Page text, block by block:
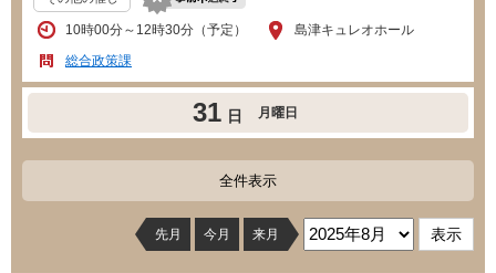
10時00分～12時30分（予定）
島津キュレオホール
総合政策課
31 日 月曜日
全件表示
先月 今月 来月